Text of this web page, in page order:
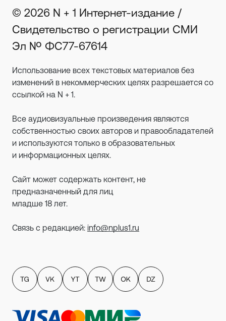
© 2026 N + 1 Интернет-издание /
Свидетельство о регистрации СМИ
Эл № ФС77-67614
Использование всех текстовых материалов без
изменений в некоммерческих целях разрешается со
ссылкой на N + 1.
Все аудиовизуальные произведения являются
собственностью своих авторов и правообладателей
и используются только в образовательных
и информационных целях.
Сайт может содержать контент, не
предназначенный для лиц
младше 18 лет.
Связь с редакцией: info@nplus1.ru